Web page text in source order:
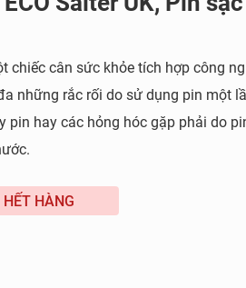
chiếc cân sức khỏe tích hợp công
những rắc rối do sử dụng pin một
pin hay các hỏng hóc gặp phải do
HÀNG